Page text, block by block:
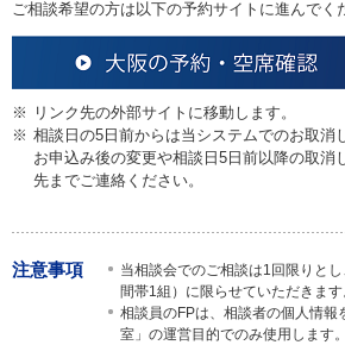
ご相談希望の方は以下の予約サイトに進んでく
※
リンク先の外部サイトに移動します。
※ 相談日の5日前からは当システムでのお取消
お申込み後の変更や相談日5日前以降の取消
先までご連絡ください。
注意事項
当相談会でのご相談は1回限りと
間帯1組）に限らせていただきます
相談員のFPは、相談者の個人情報
室」の運営目的でのみ使用します。